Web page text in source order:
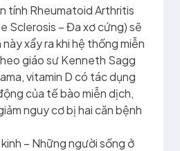
tính Rheumatoid Arthritis
Sclerosis – Đa xơ cứng) sẽ
xẩy ra khi hệ thống miễn
giáo sư Kenneth Sagg
vitamin D có tác dụng
của tế bào miễn dịch,
nguy cơ bị hai căn bệnh
– Những người sống ở